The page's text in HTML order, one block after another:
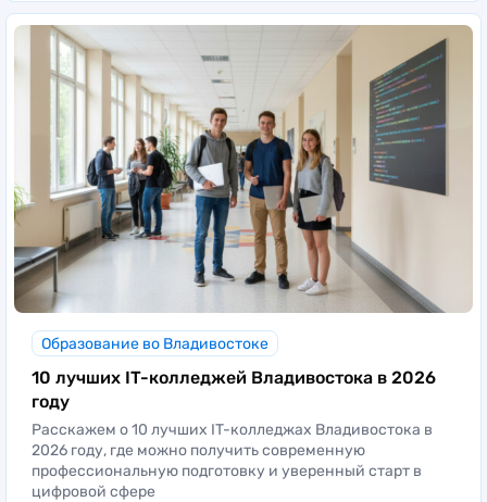
Образование во Владивостоке
10 лучших IT-колледжей Владивостока в 2026
году
Расскажем о 10 лучших IT-колледжах Владивостока в
2026 году, где можно получить современную
профессиональную подготовку и уверенный старт в
цифровой сфере